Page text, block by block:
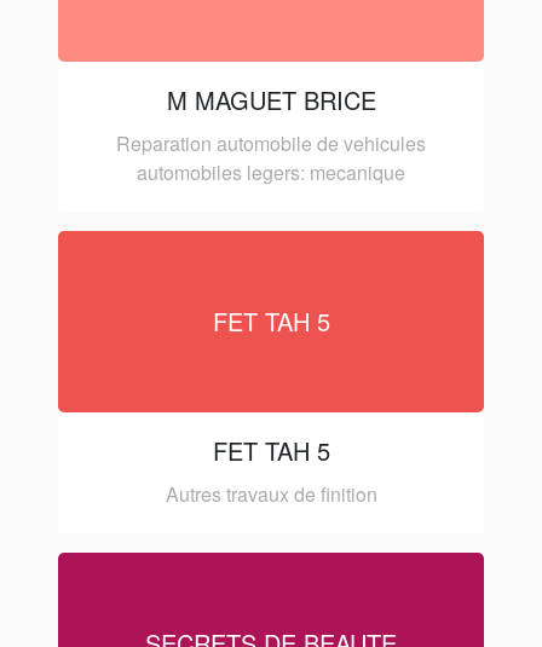
M MAGUET BRICE
Reparation automobile de vehicules
automobiles legers: mecanique
FET TAH 5
FET TAH 5
Autres travaux de finition